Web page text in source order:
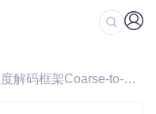
/ 探索语义解析新境界：细粒度解码框架Coarse-to-Fine Decoding